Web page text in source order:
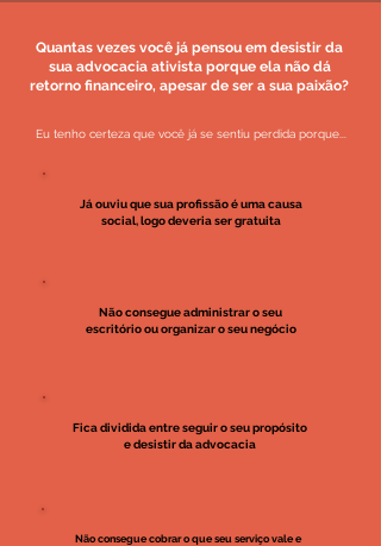
Quantas vezes você já pensou em desistir da
sua advocacia ativista porque ela não dá
retorno financeiro, apesar de ser a sua paixão?
Eu tenho certeza que você já se sentiu perdida porque...
Já ouviu que sua profissão é uma causa
social, logo deveria ser gratuita
Não consegue administrar o seu
escritório ou organizar o seu negócio
Fica dividida entre seguir o seu propósito
e desistir da advocacia
Não consegue cobrar o que seu serviço vale e